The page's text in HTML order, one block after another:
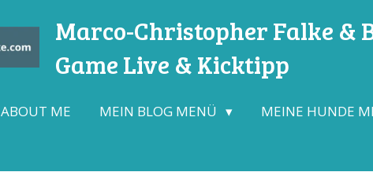
Marco-Christopher Falke &
Game Live & Kicktipp
ABOUT ME MEIN BLOG MENÜ MEINE HUNDE